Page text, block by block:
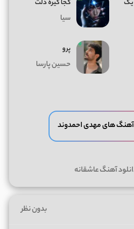
یک کجا گیره دلت
سیا
پرو
حسین پارسا
های مهدی احمدوند
آهنگ عاشقانه
بدون نظر